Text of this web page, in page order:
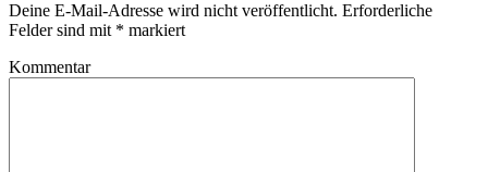
Deine E-Mail-Adresse wird nicht veröffentlicht. Erforderliche
Felder sind mit * markiert
Kommentar